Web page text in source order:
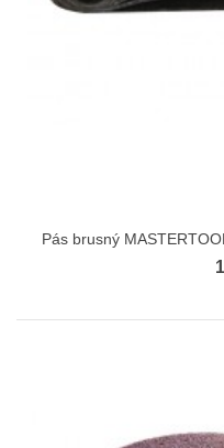
Pás brusný